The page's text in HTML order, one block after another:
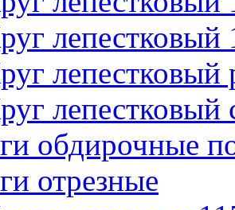
лепестковый
лепестковый
обдирочные
отрезные